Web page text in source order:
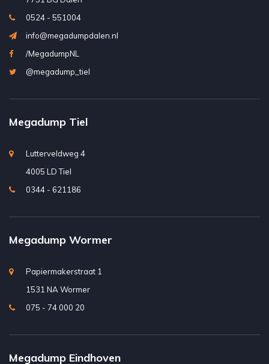
0524 - 551004
info@megadumpdalen.nl
/MegadumpNL
@megadump_tiel
Megadump Tiel
Lutterveldweg 4
4005 LD Tiel
0344 - 621186
Megadump Wormer
Papiermakerstraat 1
1531 NA Wormer
075 - 74 000 20
Megadump Eindhoven